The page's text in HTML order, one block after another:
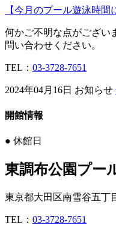
【今月のプール遊泳時間
何かご不明な点がござい
問い合わせください。
TEL： 03-3728-7651
2024年04月16日 お知らせ
開館情報
● 休館日
東調布公園プー
東京都大田区南雪谷五丁
TEL： 03-3728-7651